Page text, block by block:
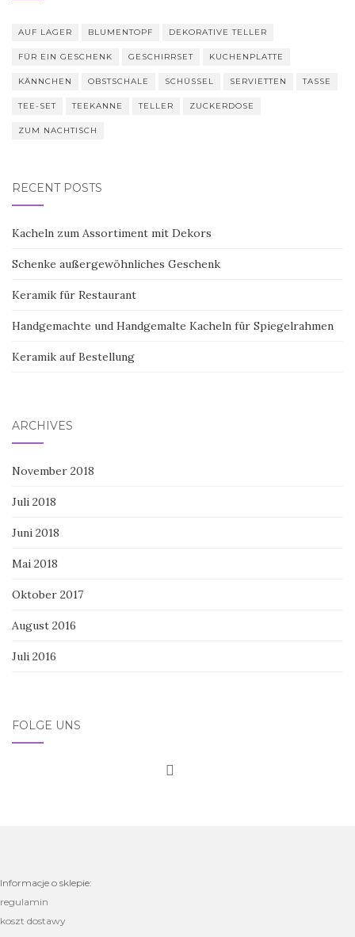
AUF LAGER BLUMENTOPF DEKORATIVE TELLER
FÜR EIN GESCHENK GESCHIRRSET KUCHENPLATTE
KÄNNCHEN OBSTSCHALE SCHÜSSEL SERVIETTEN TASSE
TEE-SET TEEKANNE TELLER ZUCKERDOSE
ZUM NACHTISCH
RECENT POSTS
Kacheln zum Assortiment mit Dekors
Schenke außergewöhnliches Geschenk
Keramik für Restaurant
Handgemachte und Handgemalte Kacheln für Spiegelrahmen
Keramik auf Bestellung
ARCHIVES
November 2018
Juli 2018
Juni 2018
Mai 2018
Oktober 2017
August 2016
Juli 2016
FOLGE UNS
Informacje o sklepie:
regulamin
koszt dostawy